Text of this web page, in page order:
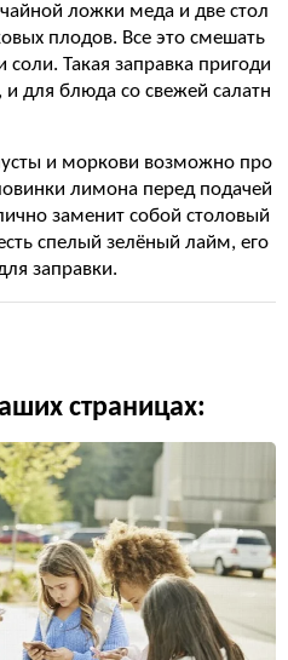
ложки меда и две стол
плодов. Все это смешать
Такая заправка пригоди
и для блюда со свежей салатн
и моркови возможно про
лимона перед подачей
заменит собой столовый
спелый зелёный лайм, его
заправки.
страницах: